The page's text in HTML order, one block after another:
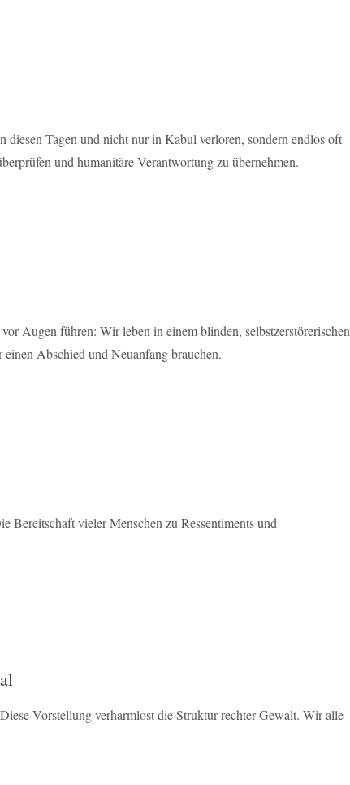
Tagen und nicht nur in Kabul verloren, sondern endlos oft
und humanitäre Verantwortung zu übernehmen.
Augen führen: Wir leben in einem blinden, selbstzerstörerischen
Abschied und Neuanfang brauchen.
Bereitschaft vieler Menschen zu Ressentiments und
Vorstellung verharmlost die Struktur rechter Gewalt. Wir alle